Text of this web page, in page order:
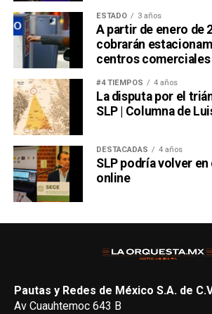
ESTADO 3 años
A partir de enero de
cobrarán
centros comerciales
#4 TIEMPOS 4 años
La disputa por el
SLP | Columna de
DESTACADAS 4 años
SLP podría volver
online
Pautas y Redes de México S.A. de
Av Cuauhtemoc 643 B